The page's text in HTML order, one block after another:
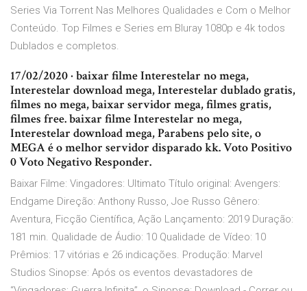
Series Via Torrent Nas Melhores Qualidades e Com o Melhor
Conteúdo. Top Filmes e Series em Bluray 1080p e 4k todos
Dublados e completos.
17/02/2020 · baixar filme Interestelar no mega,
Interestelar download mega, Interestelar dublado gratis,
filmes no mega, baixar servidor mega, filmes gratis,
filmes free. baixar filme Interestelar no mega,
Interestelar download mega, Parabens pelo site, o
MEGA é o melhor servidor disparado kk. Voto Positivo
0 Voto Negativo Responder.
Baixar Filme: Vingadores: Ultimato Título original: Avengers:
Endgame Direção: Anthony Russo, Joe Russo Gênero:
Aventura, Ficção Científica, Ação Lançamento: 2019 Duração:
181 min. Qualidade de Áudio: 10 Qualidade de Vídeo: 10
Prêmios: 17 vitórias e 26 indicações. Produção: Marvel
Studios Sinopse: Após os eventos devastadores de